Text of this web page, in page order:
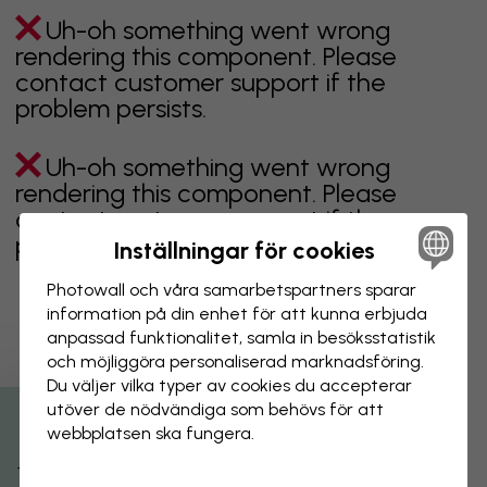
Uh-oh something went wrong
rendering this component. Please
contact customer support if the
problem persists.
Uh-oh something went wrong
rendering this component. Please
contact customer support if the
problem persists.
Visar sidan 1 av 1 sidor
Utforska fler kategorier
Inställningar för cookies
Photowall och våra samarbets­partners sparar
information på din enhet för att kunna erbjuda
anpassad funktionalitet, samla in besöks­statistik
och möjliggöra personaliserad marknads­föring.
Du väljer vilka typer av cookies du accepterar
utöver de nödvändiga som behövs för att
webbplatsen ska fungera.